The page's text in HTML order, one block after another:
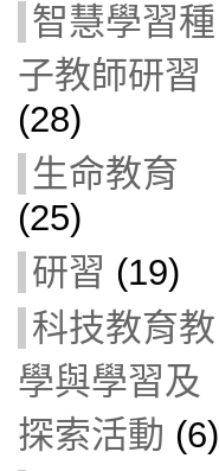
智慧學習種
子教師研習
(28)
生命教育
(25)
研習 (19)
科技教育教
學與學習及
探索活動 (6)